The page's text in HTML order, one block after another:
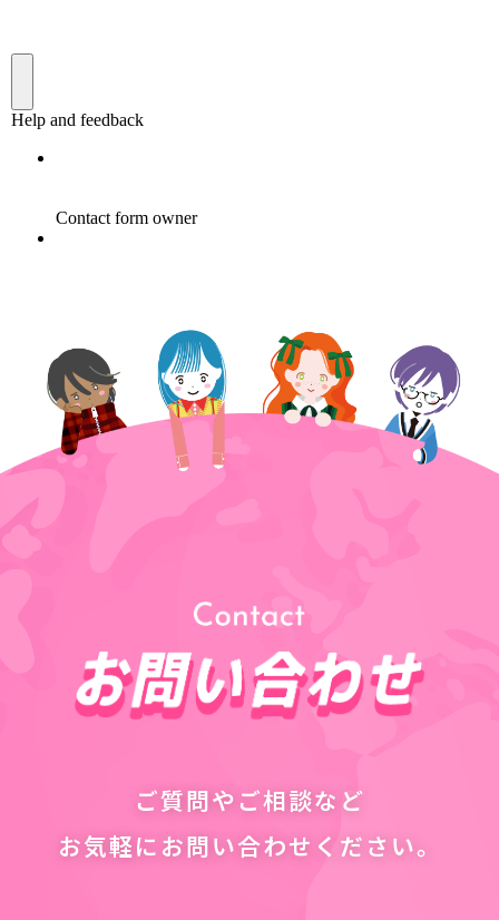
ご質問やご相談など
お気軽にお問い合わせください。